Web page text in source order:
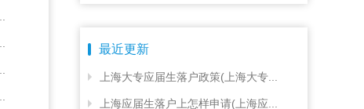
最近更新
上海大专应届生落户政策(上海大专...
上海应届生落户上怎样申请(上海应...